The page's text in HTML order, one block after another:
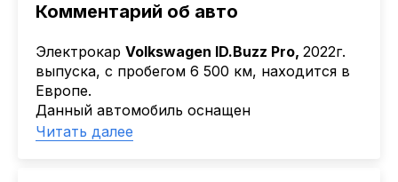
Комментарий об авто
Электрокар Volkswagen ID.Buzz Pro, 2022г.
выпуска, с пробегом 6 500 км, находится в
Европе.
Данный автомобиль оснащен
электрическим двигателем, имеет задний
Читать далее
Лизинг: BYN 17% | USD 7.99% | EUR 6.99%
Также доступен кредит "Проще простого" 18.9%
Активлизиг
Индивидуальные условия по сделкам